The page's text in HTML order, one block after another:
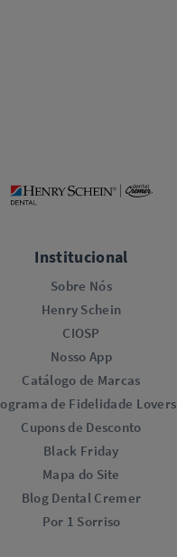
Institucional
Sobre Nós
Henry Schein
CIOSP
Nosso App
Catálogo de Marcas
de Fidelidade Lovers​
Cupons de Desconto
Black Friday
Mapa do Site
Blog Dental Cremer
Por 1 Sorriso